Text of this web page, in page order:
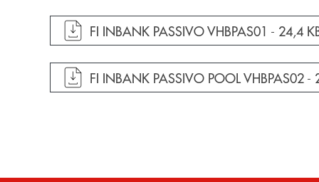
apre documento in una nuova finestra
FI INBANK PASSIVO VHBPAS01 - 24,4
apre documento in una nuova finestra
FI INBANK PASSIVO POOL VHBPAS02 -